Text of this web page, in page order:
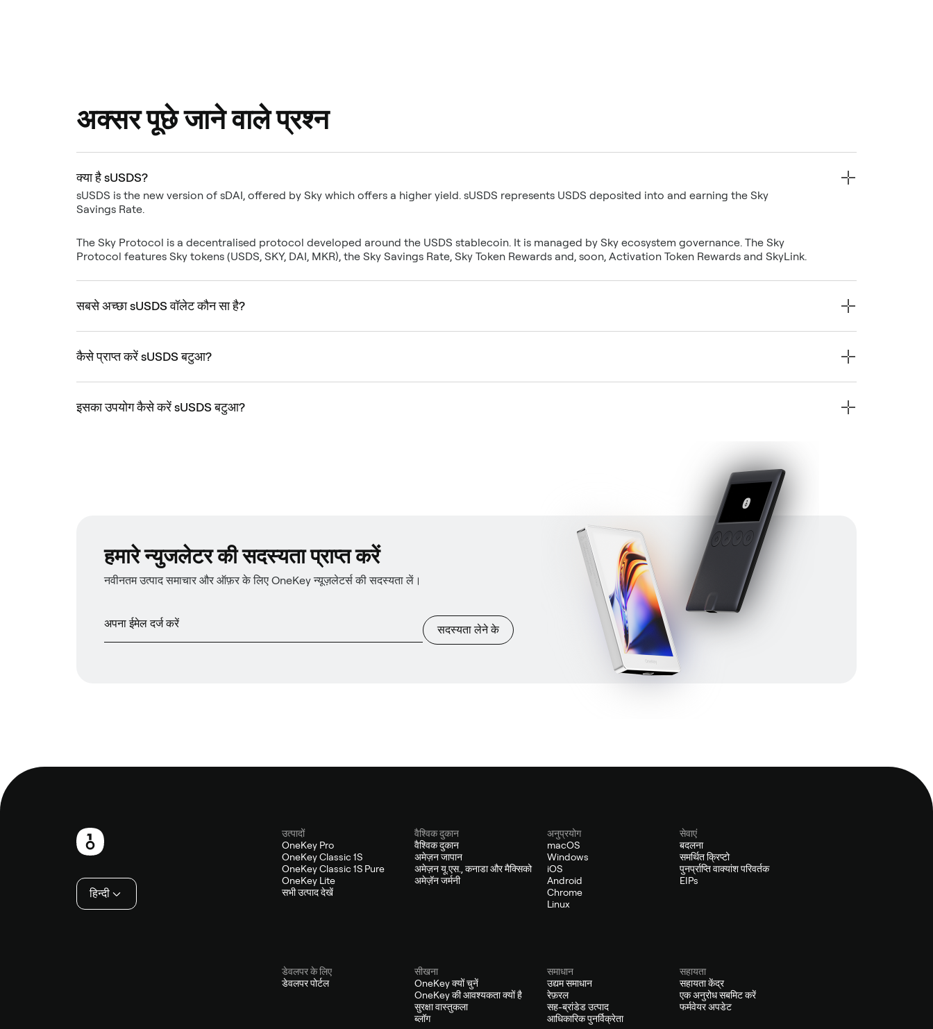
अक्सर पूछे जाने वाले प्रश्न
क्या है sUSDS?
sUSDS is the new version of sDAI, offered by Sky which offers a higher yield. sUSDS represents USDS deposited into and earning the Sky
The Sky Protocol is a decentralised protocol developed around the USDS stablecoin. It is managed by Sky ecosystem governance. The Sky
Protocol features Sky tokens (USDS, SKY, DAI, MKR), the Sky Savings Rate, Sky Token Rewards and, soon, Activation Token Rewards and SkyLink.
सबसे अच्छा sUSDS वॉलेट कौन सा है?
कैसे प्राप्त करें sUSDS बटुआ?
इसका उपयोग कैसे करें sUSDS बटुआ?
हमारे न्युजलेटर की सदस्यता प्राप्त करें
नवीनतम उत्पाद समाचार और ऑफ़र के लिए OneKey न्यूज़लेटर्स की सदस्यता लें।
सदस्यता लेने के
हिन्दी
उत्पादों
OneKey Pro
OneKey Classic 1S
OneKey Classic 1S Pure
OneKey Lite
सभी उत्पाद देखें
वैश्विक दुकान
वैश्विक दुकान
अमेज़न जापान
अमेज़न यू.एस., कनाडा और मैक्सिको
अमेज़ॅन जर्मनी
अनुप्रयोग
macOS
Windows
iOS
Android
Chrome
Linux
सेवाएं
बदलना
समर्थित क्रिप्टो
पुनर्प्राप्ति वाक्यांश परिवर्तक
EIPs
डेवलपर के लिए
डेवलपर पोर्टल
सीखना
OneKey क्यों चुनें
OneKey की आवश्यकता क्यों है
सुरक्षा वास्तुकला
ब्लॉग
समाधान
उद्यम समाधान
रेफ़रल
सह-ब्रांडेड उत्पाद
आधिकारिक पुनर्विक्रेता
सहायता
सहायता केंद्र
एक अनुरोध सबमिट करें
फर्मवेयर अपडेट